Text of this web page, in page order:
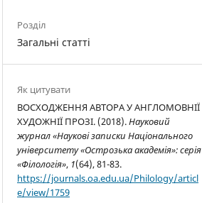
Розділ
Загальні статті
Як цитувати
ВОСХОДЖЕННЯ АВТОРА У АНГЛОМОВНІЇ
ХУДОЖНІЇ ПРОЗІ. (2018).Науковий
журнал «Наукові записки Національного
університету «Острозька академія»: серія
«Філологія», 1(64), 81-83.
https://journals.oa.edu.ua/Philology/articl
e/view/1759